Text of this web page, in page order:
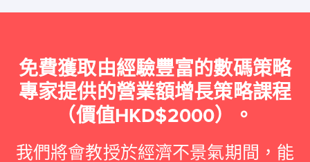
免費獲取由經驗豐富的數碼策略
專家提供的營業額增長策略課程
（價值HKD$2000）。
我們將會教授於經濟不景氣期間，能